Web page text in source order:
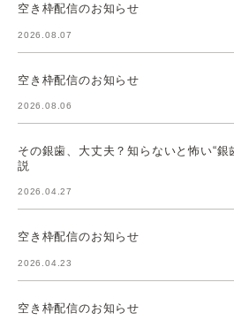
空き枠配信のお知らせ
2026.08.07
空き枠配信のお知らせ
2026.08.06
その銀歯、大丈夫？知らないと怖い“銀
説
2026.04.27
空き枠配信のお知らせ
2026.04.23
空き枠配信のお知らせ